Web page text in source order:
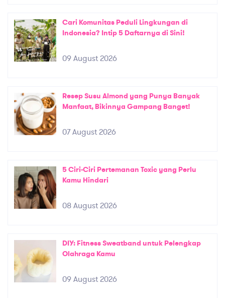
Cari Komunitas Peduli Lingkungan di
Indonesia? Intip 5 Daftarnya di Sini!
09 August 2026
Resep Susu Almond yang Punya Banyak
Manfaat, Bikinnya Gampang Banget!
07 August 2026
5 Ciri-Ciri Pertemanan Toxic yang Perlu
Kamu Hindari
08 August 2026
DIY: Fitness Sweatband untuk Pelengkap
Olahraga Kamu
09 August 2026